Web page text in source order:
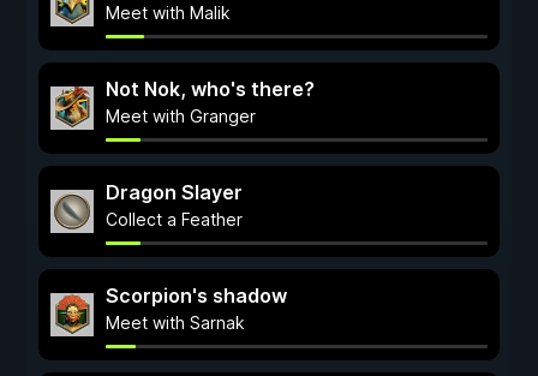
Meet with Malik
Not Nok, who's there?
Meet with Granger
Dragon Slayer
Collect a Feather
Scorpion's shadow
Meet with Sarnak